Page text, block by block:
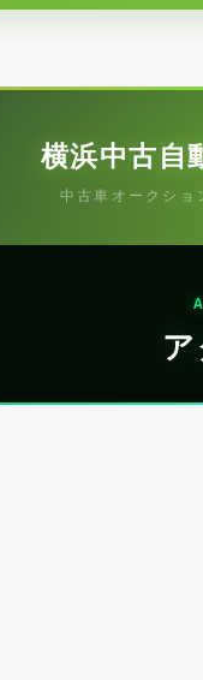
横浜中古自
中古車オークシ